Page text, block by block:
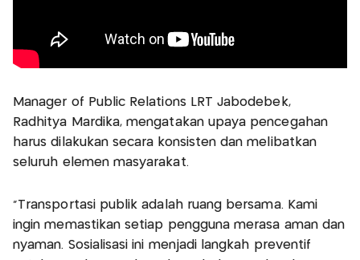
Manager of Public Relations LRT Jabodebek,
Radhitya Mardika, mengatakan upaya pencegahan
harus dilakukan secara konsisten dan melibatkan
seluruh elemen masyarakat.
“Transportasi publik adalah ruang bersama. Kami
ingin memastikan setiap pengguna merasa aman dan
nyaman. Sosialisasi ini menjadi langkah preventif